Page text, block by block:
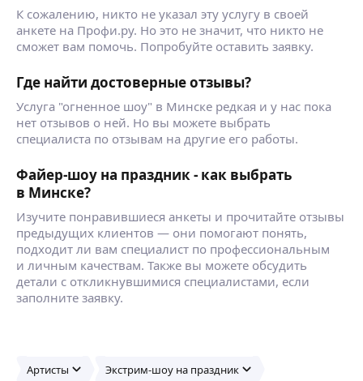
К сожалению, никто не указал эту услугу в своей
анкете на Профи.ру. Но это не значит, что никто не
сможет вам помочь. Попробуйте оставить заявку.
Где найти достоверные отзывы?
Услуга "огненное шоу" в Минске редкая и у нас пока
нет отзывов о ней. Но вы можете выбрать
специалиста по отзывам на другие его работы.
Файер-шоу на праздник - как выбрать
в Минске?
Изучите понравившиеся анкеты и прочитайте отзывы
предыдущих клиентов — они помогают понять,
подходит ли вам специалист по профессиональным
и личным качествам. Также вы можете обсудить
детали с откликнувшимися специалистами, если
заполните заявку.
Артисты Экстрим-шоу на праздник